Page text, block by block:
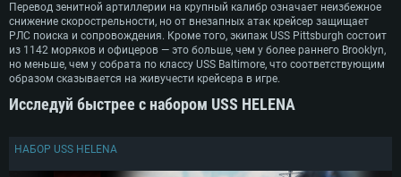
Для PC
Для Mac
Для Linux
Минимальные
ОС: Windows 10 (64 bit)
Оперативная память: 4 ГБ
Минимальные
Операционная система: Mac OS Big Sur 11.0
Оперативная память: 6 Гб
Минимальные
Операционная система: Современные дистрибутивы Linux 64bit
Оперативная память: 4 Гб
Перевод зенитной артиллерии на крупный калибр означает неизбежное
снижение скорострельности, но от внезапных атак крейсер защищает
РЛС поиска и сопровождения. Кроме того, экипаж USS Pittsburgh состоит
из 1142 моряков и офицеров — это больше, чем у более раннего Brooklyn,
но меньше, чем у собрата по классу USS Baltimore, что соответствующим
образом сказывается на живучести крейсера в игре.
Исследуй быстрее с набором USS HELENA
НАБОР USS HELENA